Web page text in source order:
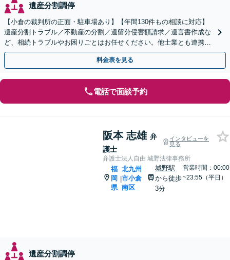
遺産分割調停
【小倉の裁判所の正面・駐車場あり】【年間130件もの相談に対応】
遺産分割トラブル／不動産の分割／遺留分侵害額請求／遺言書作成な
ど、相続トラブルやお困りごとはお任せください。他士業とも連携
し、依頼者さまに有利な解決を目指します【土日祝対応可】
料金表を見る
電話で面談予約
阪本 志雄 弁
護士
インタビューを
見る
弁護士法人自由 城野法律事務所
福
岡
県
|
北九州
市小倉
南区
城野駅
から徒歩
3分
営業時間：00:00
~23:55（平日）
遺産分割調停